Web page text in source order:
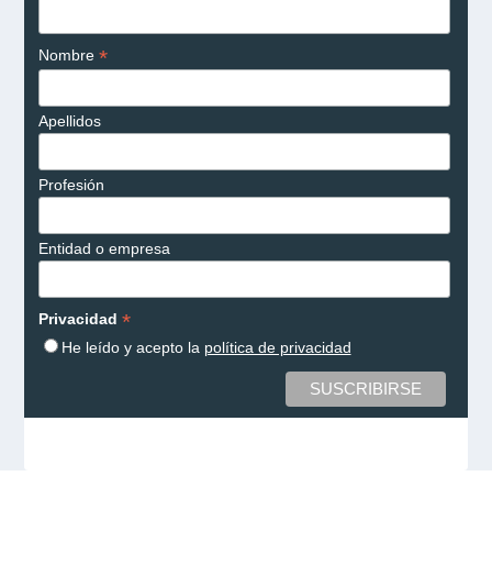
Nombre *
Apellidos
Profesión
Entidad o empresa
Privacidad *
He leído y acepto la política de privacidad